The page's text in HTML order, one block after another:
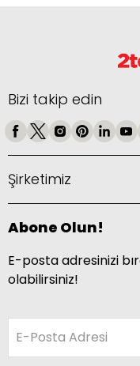
Bizi takip edin
Şirketimiz
Abone Olun!
E-posta adresinizi
olabilirsiniz!
E-Posta Adresi